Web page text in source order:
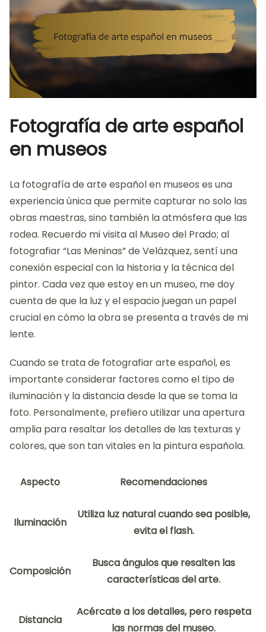
Fotografía de arte español
en museos
La fotografía de arte español en museos es una
experiencia única que permite capturar no solo las
obras maestras, sino también la atmósfera que las
rodea. Recuerdo mi visita al Museo del Prado; al
fotografiar “Las Meninas” de Velázquez, sentí una
conexión especial con la historia y la técnica del
pintor. Cada vez que estoy en un museo, me doy
cuenta de que la luz y el espacio juegan un papel
crucial en cómo la obra se presenta a través de mi
lente.
Cuando se trata de fotografiar arte español, es
importante considerar factores como el tipo de
iluminación y la distancia desde la que se toma la
foto. Personalmente, prefiero utilizar una apertura
amplia para resaltar los detalles de las texturas y
colores, que son tan vitales en la pintura española.
Aspecto Recomendaciones
Iluminación
Utiliza luz natural cuando sea posible,
evita el flash.
Composición
Busca ángulos que resalten las
características del arte.
Distancia
Acércate a los detalles, pero respeta
las normas del museo.